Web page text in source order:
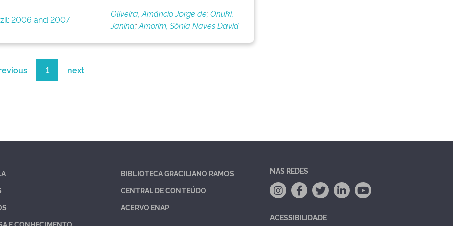
2006 and 2007
Oliveira, Amâncio Jorge de;Onuki,
Janina;Amorim, Sônia Naves David
1 next
BIBLIOTECA GRACILIANO RAMOS
CENTRAL DE CONTEÚDO
ACERVO ENAP
NAS REDES
ACESSIBILIDADE